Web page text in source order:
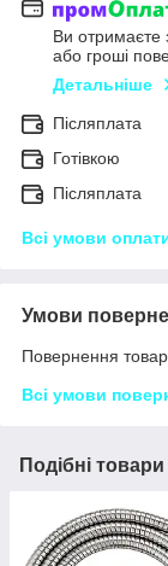
Ви отримаєте
або гроші
Детальніше
Післяплата
Готівкою
Післяплата
Всі умови
Умови
Повернення
Всі умови
Подібні товари